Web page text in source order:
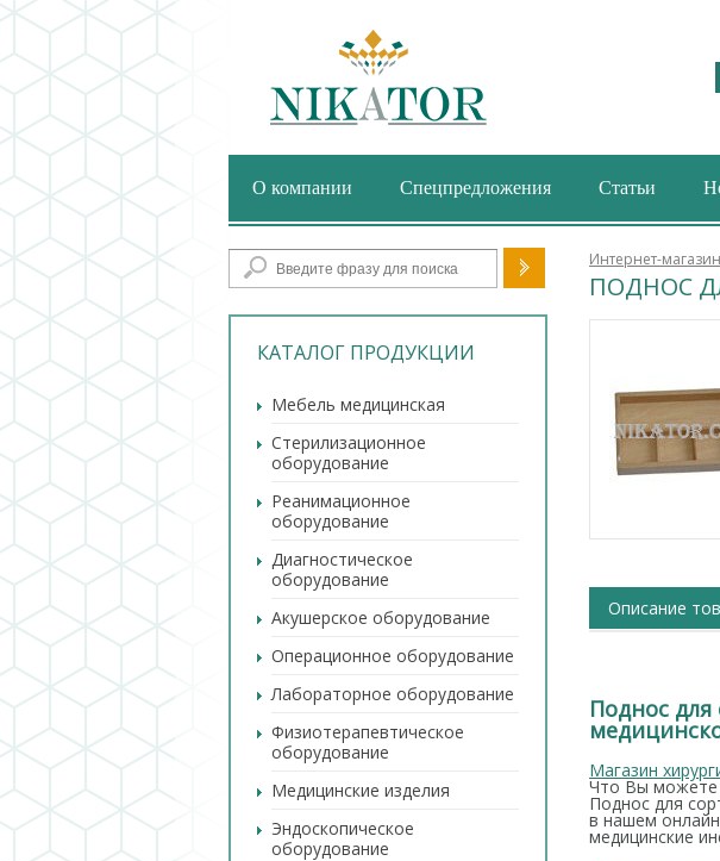
О компании Спецпредложения Статьи
Интернет-
ПОДНОС
Описание
Поднос
Магазин
Что Вы можете
Поднос для
в нашем
медицинские
Форма поиска
КАТАЛОГ ПРОДУКЦИИ
Мебель медицинская
Стерилизационное
оборудование
Реанимационное
оборудование
Диагностическое
оборудование
Акушерское оборудование
Операционное оборудование
Лабораторное оборудование
Физиотерапевтическое
оборудование
Медицинские изделия
Эндоскопическое
оборудование